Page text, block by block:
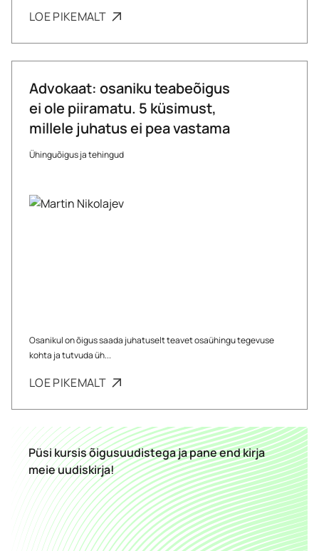
LOE PIKEMALT
Advokaat: osaniku teabeõigus
ei ole piiramatu. 5 küsimust,
millele juhatus ei pea vastama
Ühinguõigus ja tehingud
Osanikul on õigus saada juhatuselt teavet osaühingu tegevuse
kohta ja tutvuda üh...
LOE PIKEMALT
Püsi kursis õigusuudistega ja pane end kirja
meie uudiskirja!